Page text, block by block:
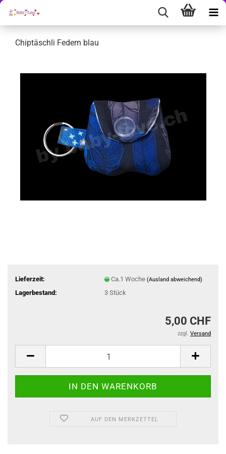
Chiptäschli Federn blau
Lieferzeit: Ca.1 Woche (Ausland abweichend)
Lagerbestand: 3 Stück
5,00 CHF
zzgl. Versand
AUF DEN MERKZETTEL